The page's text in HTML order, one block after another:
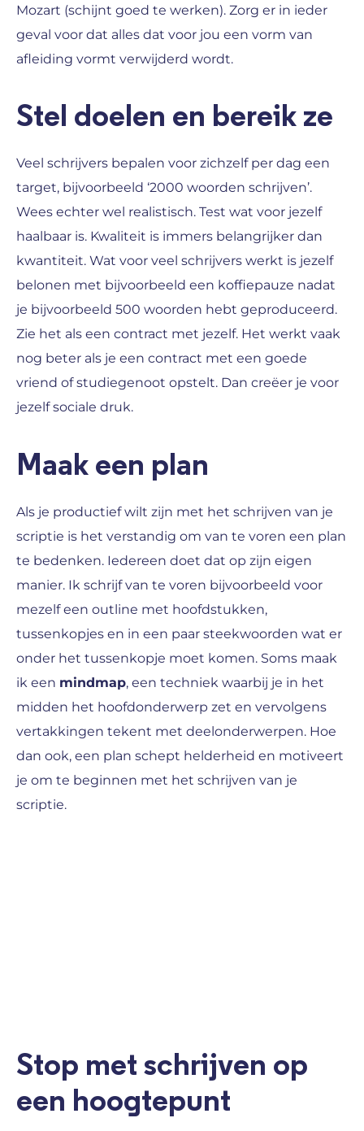
Mozart (schijnt goed te werken). Zorg er in ieder
geval voor dat alles dat voor jou een vorm van
afleiding vormt verwijderd wordt.
Stel doelen en bereik ze
Veel schrijvers bepalen voor zichzelf per dag een
target, bijvoorbeeld ‘2000 woorden schrijven’.
Wees echter wel realistisch. Test wat voor jezelf
haalbaar is. Kwaliteit is immers belangrijker dan
kwantiteit. Wat voor veel schrijvers werkt is jezelf
belonen met bijvoorbeeld een koffiepauze nadat
je bijvoorbeeld 500 woorden hebt geproduceerd.
Zie het als een contract met jezelf. Het werkt vaak
nog beter als je een contract met een goede
vriend of studiegenoot opstelt. Dan creëer je voor
jezelf sociale druk.
Maak een plan
Als je productief wilt zijn met het schrijven van je
scriptie is het verstandig om van te voren een plan
te bedenken. Iedereen doet dat op zijn eigen
manier. Ik schrijf van te voren bijvoorbeeld voor
mezelf een outline met hoofdstukken,
tussenkopjes en in een paar steekwoorden wat er
onder het tussenkopje moet komen. Soms maak
ik een mindmap, een techniek waarbij je in het
midden het hoofdonderwerp zet en vervolgens
vertakkingen tekent met deelonderwerpen. Hoe
dan ook, een plan schept helderheid en motiveert
je om te beginnen met het schrijven van je
scriptie.
Stop met schrijven op
een hoogtepunt